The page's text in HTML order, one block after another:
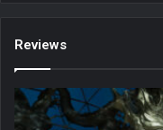
Reviews